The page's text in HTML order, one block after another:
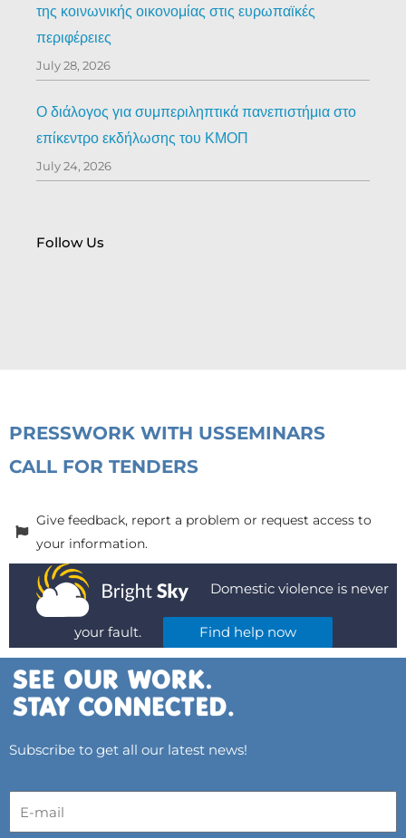
της κοινωνικής οικονομίας στις ευρωπαϊκές
περιφέρειες
July 28, 2026
Ο διάλογος για συμπεριληπτικά πανεπιστήμια στο
επίκεντρο εκδήλωσης του ΚΜΟΠ
July 24, 2026
Follow Us
PRESSWORK WITH USSEMINARS
CALL FOR TENDERS
Give feedback, report a problem or request access to
your information.
Domestic violence is never
your fault. Find help now
Subscribe to get all our latest news!